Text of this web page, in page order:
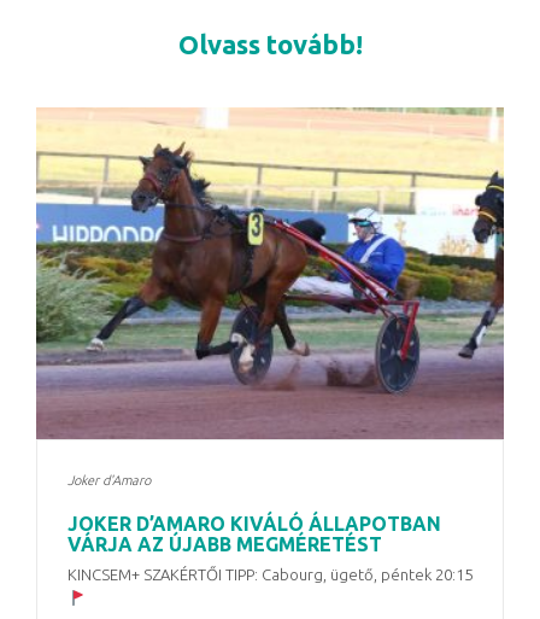
Olvass tovább!
Joker d'Amaro
JOKER D’AMARO KIVÁLÓ ÁLLAPOTBAN
VÁRJA AZ ÚJABB MEGMÉRETÉST
KINCSEM+ SZAKÉRTŐI TIPP: Cabourg, ügető, péntek 20:15